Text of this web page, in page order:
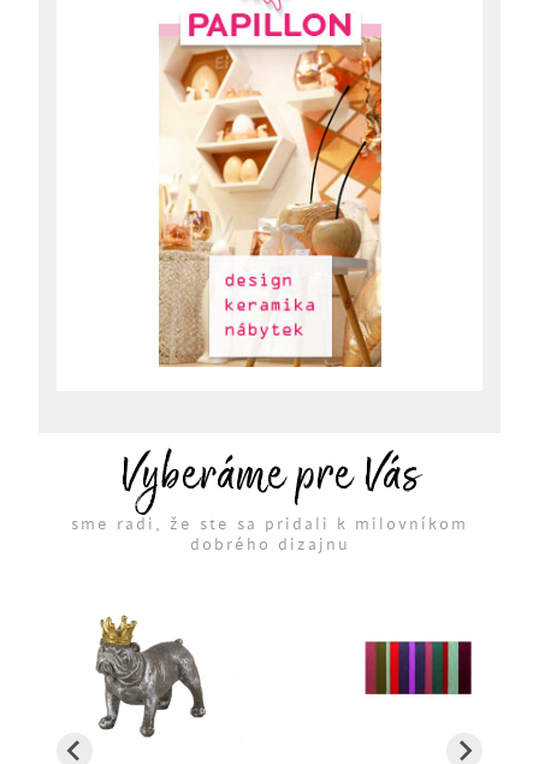
Vyberáme pre Vás
sme radi, že ste sa pridali k milovníkom
dobrého dizajnu